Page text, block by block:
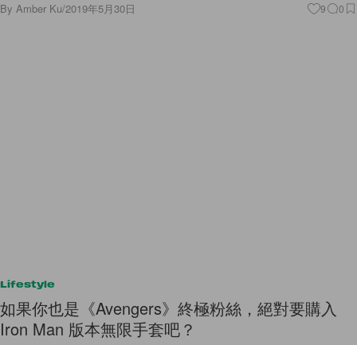
By Amber Ku/2019年5月30日 9 0
Lifestyle
如果你也是《Avengers》終極粉絲，絕對要購入
Iron Man 版本無限手套吧？